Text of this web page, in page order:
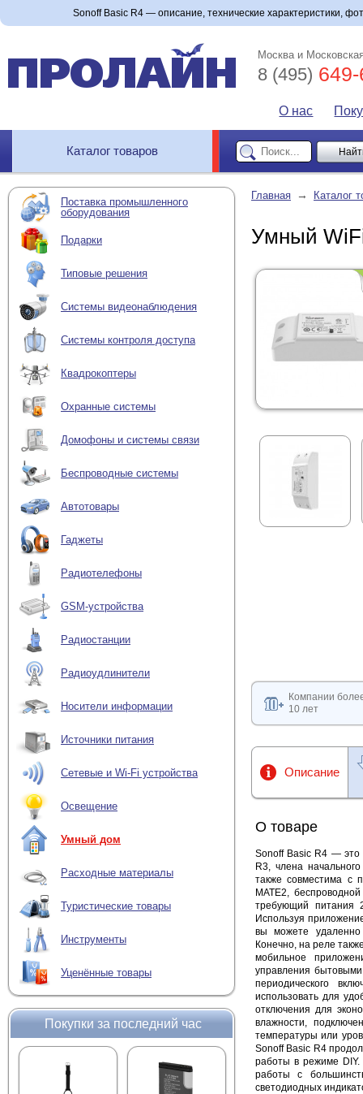
Sonoff Basic R4 — описание, технические характеристики,
Москва и
8 (495)
О нас
Каталог товаров
Поставка промышленного
оборудования
Подарки
Типовые решения
Системы видеонаблюдения
Системы контроля доступа
Квадрокоптеры
Охранные системы
Домофоны и системы связи
Беспроводные системы
Автотовары
Гаджеты
Радиотелефоны
GSM-устройства
Радиостанции
Радиоудлинители
Носители информации
Источники питания
Сетевые и Wi-Fi устройства
Освещение
Умный дом
Расходные материалы
Туристические товары
Инструменты
Уценённые товары
Покупки за последний час
Главная → Каталог
Умный
Компании
10 лет
Описание
О товаре
Sonoff Basic R4 — это
R3, члена
также совместима с
MATE2,
требующий питания
Используя
вы можете удаленно
Конечно, на реле
мобильное
управления
периодического
использовать для
отключения для
влажности,
температуры или
Sonoff Basic R4
работы в режиме
работы с
светодиодных